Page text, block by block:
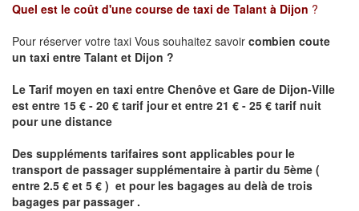
Quel est le coût d'une course de taxi de Talant à Dijon ?
Pour réserver votre taxi Vous souhaitez savoir combien coute
un taxi entre Talant et Dijon ?
Le Tarif moyen en taxi entre Chenôve et Gare de Dijon-Ville
est entre 15 € - 20 € tarif jour et entre 21 € - 25 € tarif nuit
pour une distance
Des suppléments tarifaires sont applicables pour le
transport de passager supplémentaire à partir du 5ème (
entre 2.5 € et 5 € ) et pour les bagages au delà de trois
bagages par passager .